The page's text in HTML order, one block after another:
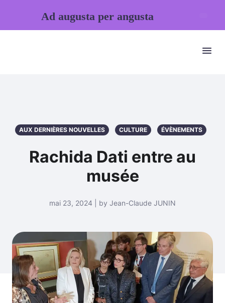
AUX DERNIÈRES NOUVELLES CULTURE ÉVÈNEMENTS
Rachida Dati entre au
musée
mai 23, 2024 | by Jean-Claude JUNIN
Ad augusta per angusta